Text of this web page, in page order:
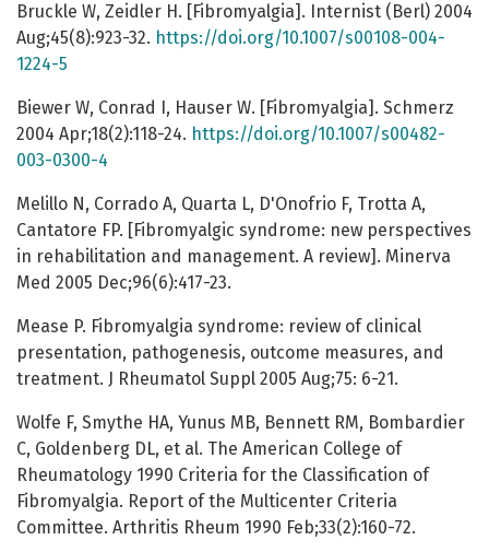
Bruckle W, Zeidler H. [Fibromyalgia]. Internist (Berl) 2004
Aug;45(8):923-32. https://doi.org/10.1007/s00108-004-
1224-5
Biewer W, Conrad I, Hauser W. [Fibromyalgia]. Schmerz
2004 Apr;18(2):118-24. https://doi.org/10.1007/s00482-
003-0300-4
Melillo N, Corrado A, Quarta L, D'Onofrio F, Trotta A,
Cantatore FP. [Fibromyalgic syndrome: new perspectives
in rehabilitation and management. A review]. Minerva
Med 2005 Dec;96(6):417-23.
Mease P. Fibromyalgia syndrome: review of clinical
presentation, pathogenesis, outcome measures, and
treatment. J Rheumatol Suppl 2005 Aug;75: 6-21.
Wolfe F, Smythe HA, Yunus MB, Bennett RM, Bombardier
C, Goldenberg DL, et al. The American College of
Rheumatology 1990 Criteria for the Classification of
Fibromyalgia. Report of the Multicenter Criteria
Committee. Arthritis Rheum 1990 Feb;33(2):160-72.